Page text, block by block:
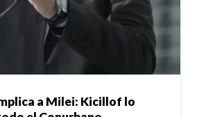
a Milei: Kicillof lo